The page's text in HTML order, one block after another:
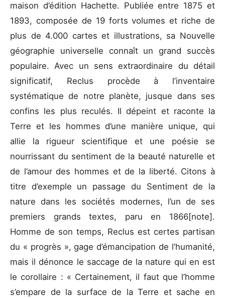
maison d’édition Hachette. Publiée entre 1875 et
1893, composée de 19 forts volumes et riche de
plus de 4.000 cartes et illustrations, sa Nouvelle
géographie universelle connaît un grand succès
populaire. Avec un sens extraordinaire du détail
significatif, Reclus procède à l’inventaire
systématique de notre planète, jusque dans ses
confins les plus reculés. Il dépeint et raconte la
Terre et les hommes d’une manière unique, qui
allie la rigueur scientifique et une poésie se
nourrissant du sentiment de la beauté naturelle et
de l’amour des hommes et de la liberté. Citons à
titre d’exemple un passage du Sentiment de la
nature dans les sociétés modernes, l’un de ses
premiers grands textes, paru en 1866[note].
Homme de son temps, Reclus est certes partisan
du « progrès », gage d’émancipation de l’humanité,
mais il dénonce le saccage de la nature qui en est
le corollaire : « Certainement, il faut que l’homme
s’empare de la surface de la Terre et sache en